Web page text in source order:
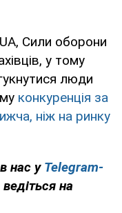
Сили оборони
у тому
люди
конкуренція за
ніж на ринку
нас у Telegram-
на